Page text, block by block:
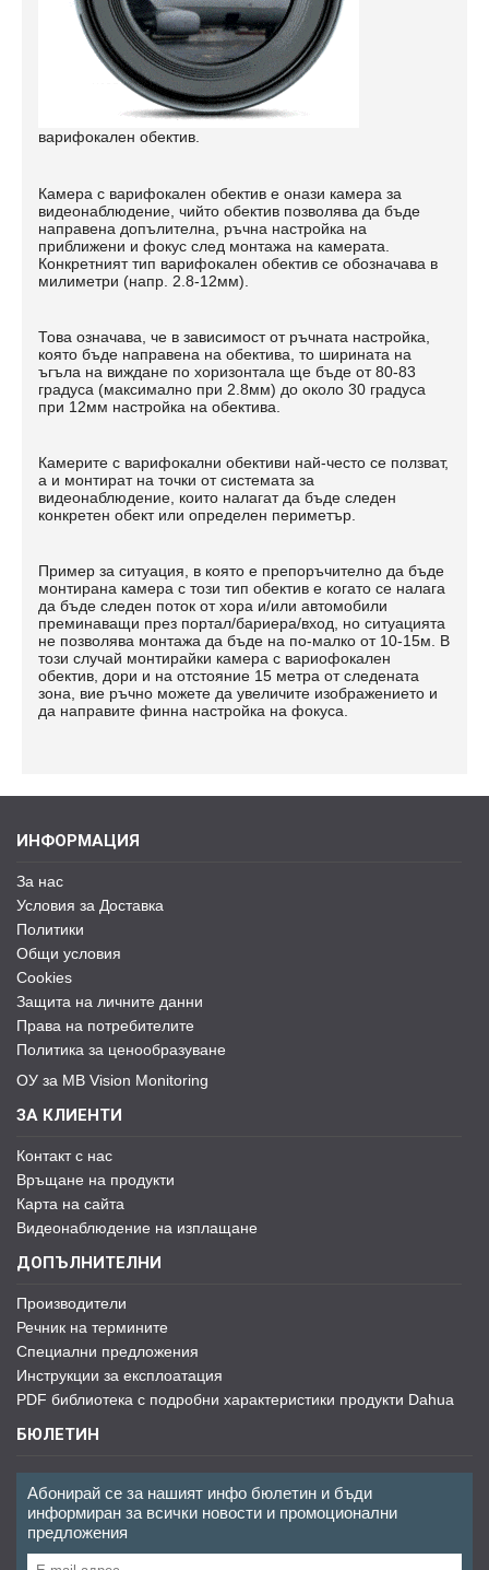
варифокален обектив.
Камера с варифокален обектив е онази камера за
видеонаблюдение, чийто обектив позволява да бъде
направена допълителна, ръчна настройка на
приближени и фокус след монтажа на камерата.
Конкретният тип варифокален обектив се обозначава в
милиметри (напр. 2.8-12мм).
Това означава, че в зависимост от ръчната настройка,
която бъде направена на обектива, то ширината на
ъгъла на виждане по хоризонтала ще бъде от 80-83
градуса (максимално при 2.8мм) до около 30 градуса
при 12мм настройка на обектива.
Камерите с варифокални обективи най-често се ползват,
а и монтират на точки от системата за
видеонаблюдение, които налагат да бъде следен
конкретен обект или определен периметър.
Пример за ситуация, в която е препоръчително да бъде
монтирана камера с този тип обектив е когато се налага
да бъде следен поток от хора и/или автомобили
преминаващи през портал/бариера/вход, но ситуацията
не позволява монтажа да бъде на по-малко от 10-15м. В
този случай монтирайки камера с вариофокален
обектив, дори и на отстояние 15 метра от следената
зона, вие ръчно можете да увеличите изображението и
да направите финна настройка на фокуса.
ИНФОРМАЦИЯ
За нас
Условия за Доставка
Политики
Общи условия
Cookies
Защита на личните данни
Права на потребителите
Политика за ценообразуване
ОУ за MB Vision Monitoring
ЗА КЛИЕНТИ
Контакт с нас
Връщане на продукти
Карта на сайта
Видеонаблюдение на изплащане
ДОПЪЛНИТЕЛНИ
Производители
Речник на термините
Специални предложения
Инструкции за експлоатация
PDF библиотека с подробни характеристики продукти Dahua
БЮЛЕТИН
Абонирай се за нашият инфо бюлетин и бъди
информиран за всички новости и промоционални
предложения